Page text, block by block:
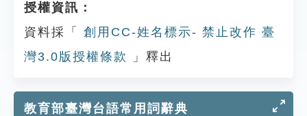
授權資訊：
資料採「
創用CC-姓名標示- 禁止改作 臺
灣3.0版授權條款
」釋出
教育部臺灣台語常用詞辭典